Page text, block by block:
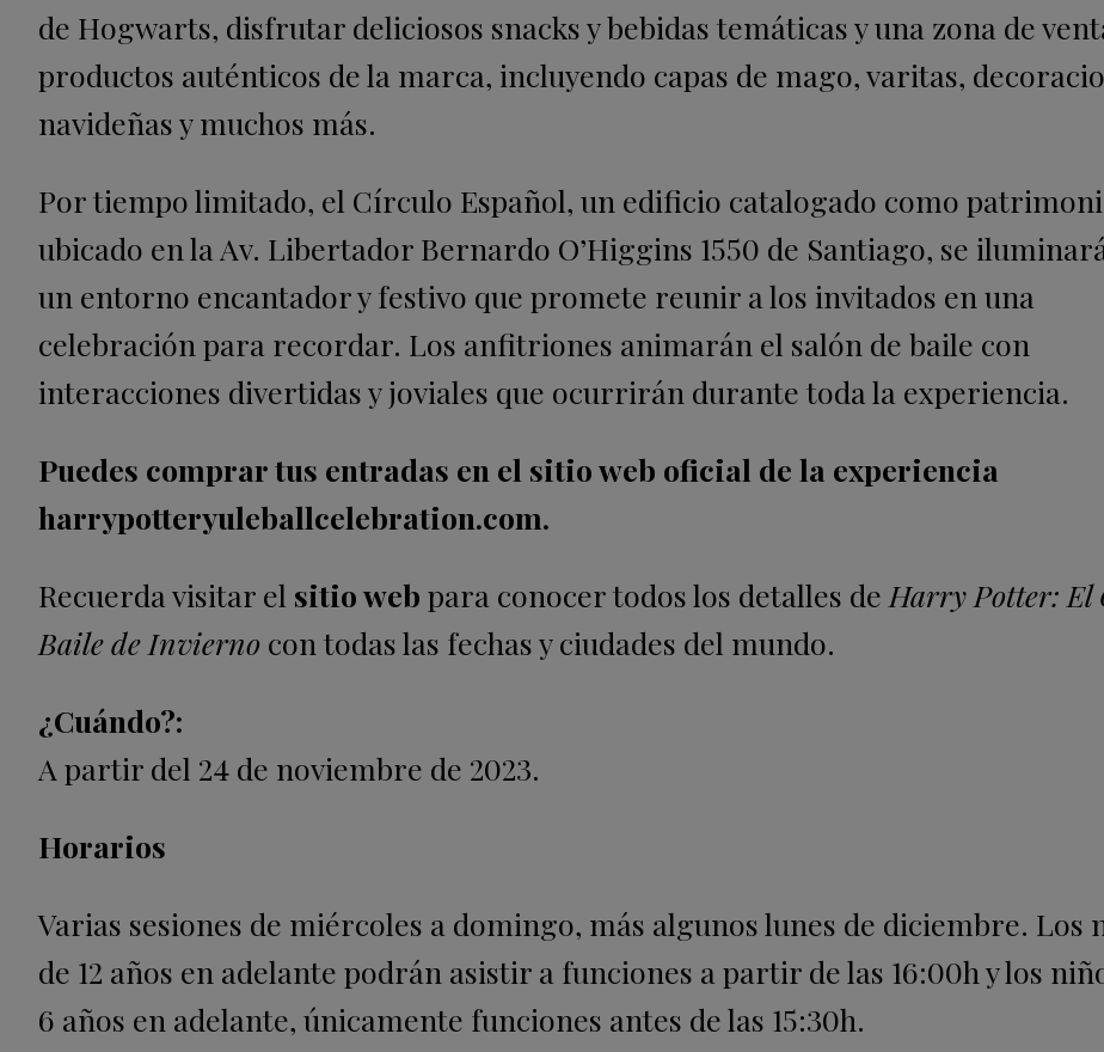
de Hogwarts, disfrutar deliciosos snacks y bebidas temáticas y una zona de
productos auténticos de la marca, incluyendo capas de mago, varitas,
navideñas y muchos más.
Por tiempo limitado, el Círculo Español, un edificio catalogado como
ubicado en la Av. Libertador Bernardo O’Higgins 1550 de Santiago, se
un entorno encantador y festivo que promete reunir a los invitados en una
celebración para recordar. Los anfitriones animarán el salón de baile con
interacciones divertidas y joviales que ocurrirán durante toda la experiencia.
Puedes comprar tus entradas en el sitio web oficial de la experiencia
harrypotteryuleballcelebration.com.
Recuerda visitar el sitio web para conocer todos los detalles de Harry Potter: El
Baile de Invierno con todas las fechas y ciudades del mundo.
¿Cuándo?:
A partir del 24 de noviembre de 2023.
Horarios
Varias sesiones de miércoles a domingo, más algunos lunes de diciembre. Los
de 12 años en adelante podrán asistir a funciones a partir de las 16:00h y los
6 años en adelante, únicamente funciones antes de las 15:30h.